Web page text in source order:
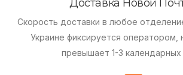
Доставка Новой
Скорость доставки в любое
Украине фиксируется оператором,
превышает 1-3 календарных